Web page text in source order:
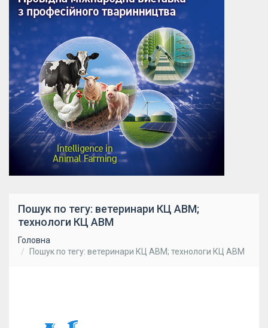
Пошук по тегу: ветеринари КЦ АВМ;
технологи КЦ АВМ
Головна
Пошук по тегу: ветеринари КЦ АВМ; технологи КЦ АВМ